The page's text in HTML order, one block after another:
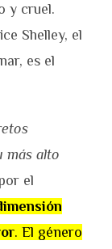
y cruel.
Shelley, el
es el
más alto
el
. El género